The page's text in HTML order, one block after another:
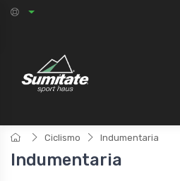
Ciclismo Indumentaria
Indumentaria